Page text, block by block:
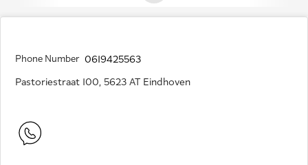
Phone Number 0619425563
Pastoriestraat 100, 5623 AT Eindhoven